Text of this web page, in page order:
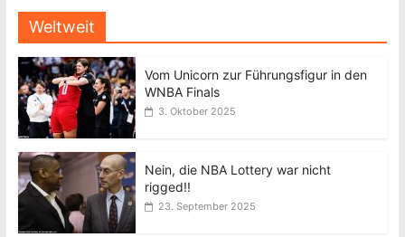
Weltweit
Vom Unicorn zur Führungsfigur in den
WNBA Finals
3. Oktober 2025
Nein, die NBA Lottery war nicht
rigged!!
23. September 2025